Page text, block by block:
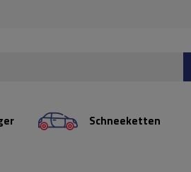
Schneeketten